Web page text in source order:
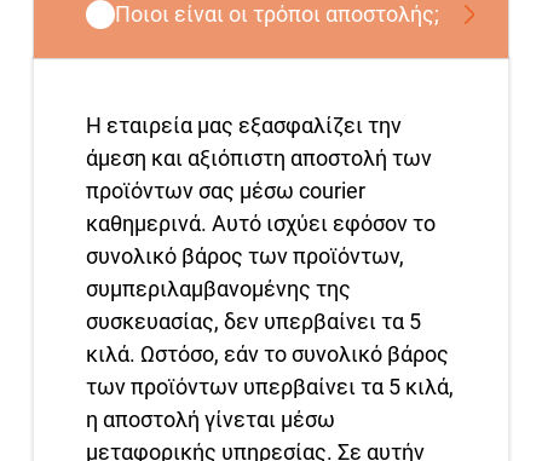
Ποιοι είναι οι τρόποι αποστολής;
Η εταιρεία μας εξασφαλίζει την
άμεση και αξιόπιστη αποστολή των
προϊόντων σας μέσω courier
καθημερινά. Αυτό ισχύει εφόσον το
συνολικό βάρος των προϊόντων,
συμπεριλαμβανομένης της
συσκευασίας, δεν υπερβαίνει τα 5
κιλά. Ωστόσο, εάν το συνολικό βάρος
των προϊόντων υπερβαίνει τα 5 κιλά,
η αποστολή γίνεται μέσω
μεταφορικής υπηρεσίας. Σε αυτήν